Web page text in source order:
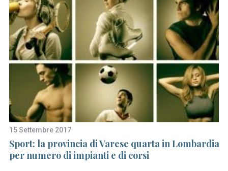
15 Settembre 2017
Sport: la provincia di Varese quarta in Lombardia
per numero di impianti e di corsi